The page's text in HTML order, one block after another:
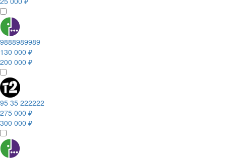
9888989989
130 000 ₽
200 000 ₽
95 35 222222
275 000 ₽
300 000 ₽